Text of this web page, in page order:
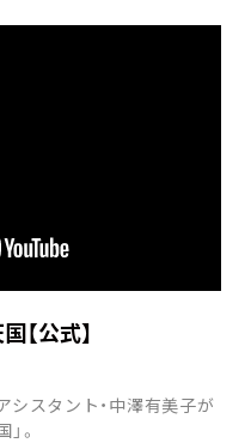
【公式】
シスタント・中澤有美子が
。